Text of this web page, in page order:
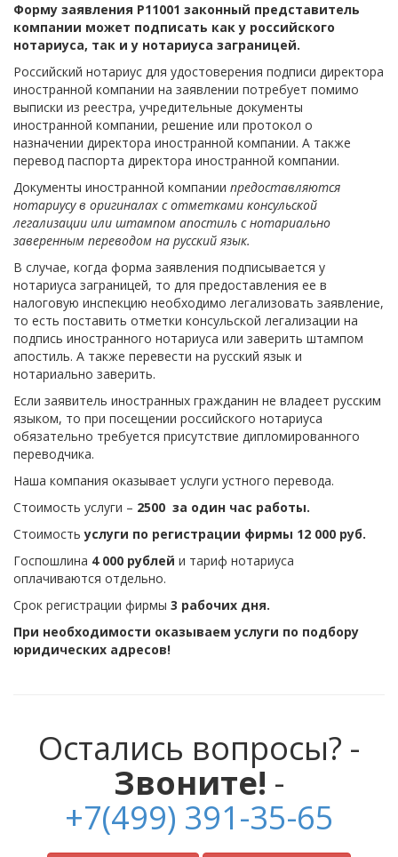
Форму заявления Р11001 законный представитель
компании может подписать как у российского
нотариуса, так и у нотариуса заграницей.
Российский нотариус для удостоверения подписи директора
иностранной компании на заявлении потребует помимо
выписки из реестра, учредительные документы
иностранной компании, решение или протокол о
назначении директора иностранной компании. А также
перевод паспорта директора иностранной компании.
Документы иностранной компании предоставляются
нотариусу в оригиналах с отметками консульской
легализации или штампом апостиль с нотариально
заверенным переводом на русский язык.
В случае, когда форма заявления подписывается у
нотариуса заграницей, то для предоставления ее в
налоговую инспекцию необходимо легализовать заявление,
то есть поставить отметки консульской легализации на
подпись иностранного нотариуса или заверить штампом
апостиль. А также перевести на русский язык и
нотариально заверить.
Если заявитель иностранных гражданин не владеет русским
языком, то при посещении российского нотариуса
обязательно требуется присутствие дипломированного
переводчика.
Наша компания оказывает услуги устного перевода.
Стоимость услуги – 2500 за один час работы.
Стоимостьуслуги по регистрации фирмы 12 000 руб.
Госпошлина 4 000 рублей и тариф нотариуса
оплачиваются отдельно.
Срок регистрации фирмы 3 рабочих дня.
При необходимости оказываем услуги по подбору
юридических адресов!
Остались вопросы? -
Звоните! -
+7(499) 391-35-65